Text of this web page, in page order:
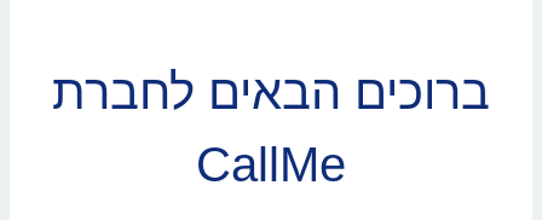
ברוכים הבאים לחברת
CallMe